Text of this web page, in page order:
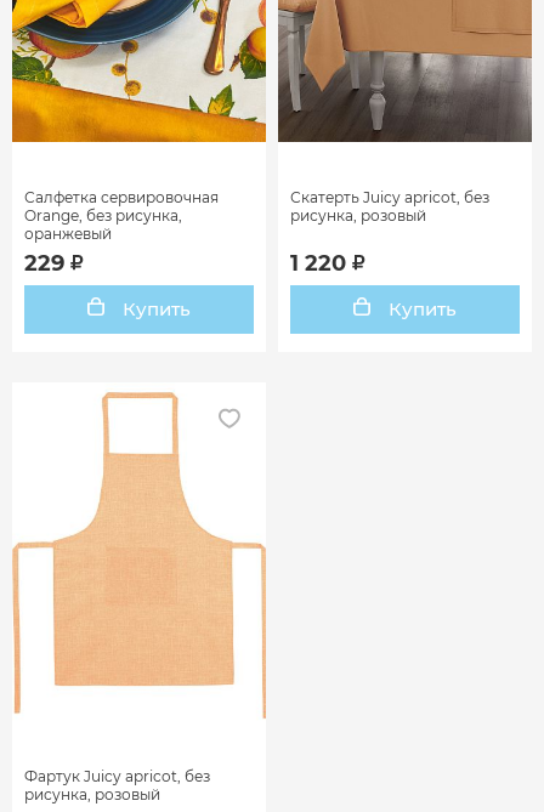
Салфетка сервировочная
Orange, без рисунка,
оранжевый
229
Купить
Скатерть Juicy apricot, без
рисунка, розовый
1 220
Купить
Фартук Juicy apricot, без
рисунка, розовый